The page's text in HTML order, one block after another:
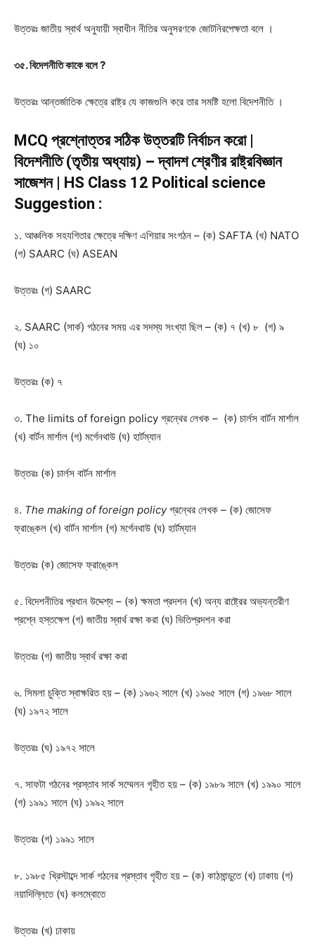
উত্তরঃ জাতীয় স্বার্থ অনুযায়ী স্বাধীন নীতির অনুসরণকে জোটনিরপেক্ষতা বলে ।
৩৫. বিদেশনীতি কাকে বলে ?
উত্তরঃ আন্তর্জাতিক ক্ষেত্রে রাষ্ট্র যে কাজগুলি করে তার সমষ্টি হলো বিদেশনীতি ।
MCQ প্রশ্নোত্তর সঠিক উত্তরটি নির্বাচন করো |
বিদেশনীতি (তৃতীয় অধ্যায়) – দ্বাদশ শ্রেণীর রাষ্ট্রবিজ্ঞান
সাজেশন | HS Class 12 Political science
Suggestion :
১. আঞ্চলিক সহযগিতার ক্ষেত্রে দক্ষিণ এশিয়ার সংগঠন – (ক) SAFTA (খ) NATO
(গ) SAARC (ঘ) ASEAN
উত্তরঃ (গ) SAARC
২. SAARC (সার্ক) গঠনের সময় এর সদস্য সংখ্যা ছিল – (ক) ৭ (খ) ৮ (গ) ৯
(ঘ) ১০
উত্তরঃ (ক) ৭
৩. The limits of foreign policy গ্রন্থের লেখক – (ক) চার্লস বার্টন মার্শাল
(খ) বার্টন মার্শাল (গ) মর্গেনথাউ (ঘ) হার্টম্যান
উত্তরঃ (ক) চার্লস বার্টন মার্শাল
৪. The making of foreign policyগ্রন্থের লেখক – (ক) জোসেফ
ফ্রাঙ্কেল (খ) বার্টন মার্শাল (গ) মর্গেনথাউ (ঘ) হার্টম্যান
উত্তরঃ (ক) জোসেফ ফ্রাঙ্কেল
৫. বিদেশনীতির প্রধান উদ্দেশ্য – (ক) ক্ষমতা প্রদশন (খ) অন্য রাষ্ট্রের অভ্যন্তরীণ
প্রশ্নে হস্তক্ষেপ (গ) জাতীয় স্বার্থ রক্ষা করা (ঘ) ভিতিপ্রদশন করা
উত্তরঃ (গ) জাতীয় স্বার্থ রক্ষা করা
৬. সিমলা চুক্তি স্বাক্ষরিত হয় – (ক) ১৯৬২ সালে (খ) ১৯৬৫ সালে (গ) ১৯৬৮ সালে
(ঘ) ১৯৭২ সালে
উত্তরঃ (ঘ) ১৯৭২ সালে
৭. সাফটা গঠনের প্রস্তাব সার্ক সম্মেলন গৃহীত হয় – (ক) ১৯৮৯ সালে (খ) ১৯৯০ সালে
(গ) ১৯৯১ সালে (ঘ) ১৯৯২ সালে
উত্তরঃ (গ) ১৯৯১ সালে
৮. ১৯৮৫ খ্রিস্টাব্দে সার্ক গঠনের প্রস্তাব গৃহীত হয় – (ক) কাঠমান্ডুতে (খ) ঢাকায় (গ)
নয়াদিল্লিতে (ঘ) কলম্বোতে
উত্তরঃ (খ) ঢাকায়